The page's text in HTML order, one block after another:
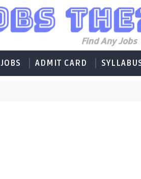
ADMIT CARD